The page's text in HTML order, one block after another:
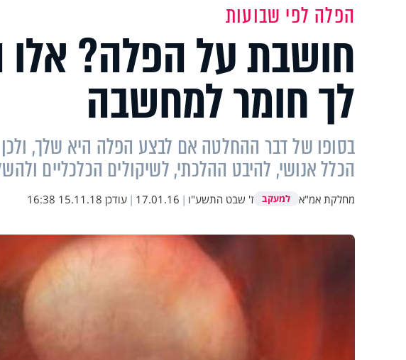
הפלה לפי שבועות
חושבת על הפלה? אלו
לך חומר למחשבה
בסופו של דבר ההחלטה אם לבצע הפלה היא שלך,
הכלל אנושי, להיבט ההלכתי, לשיקולים הכלכליים
מחלקת אמ"א למעקב ז' שבט התשע"ו |
17.01.16
| עודכן 15.11.18 16:38